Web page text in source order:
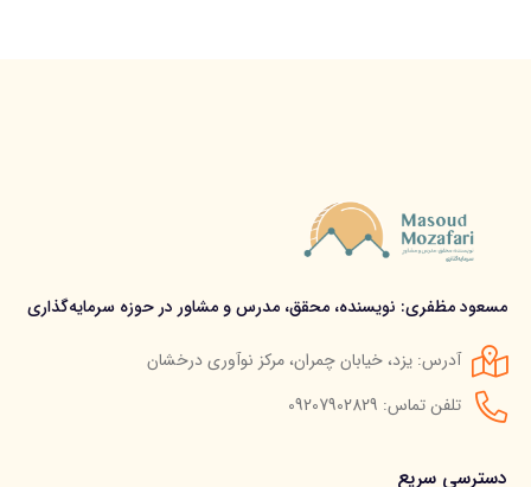
مسعود مظفری: نویسنده، محقق، مدرس و مشاور در حوزه سرمایه‌گذاری
آدرس: یزد، خیابان چمران، مرکز نوآوری درخشان
تلفن تماس: 09207902829
دسترسی سریع